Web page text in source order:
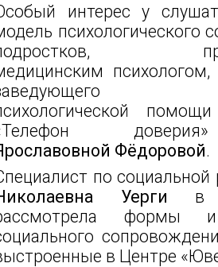
интерес у
психологического
психологом,
Фёдоровой.
по социальной
Уерги в
формы и
в Центре